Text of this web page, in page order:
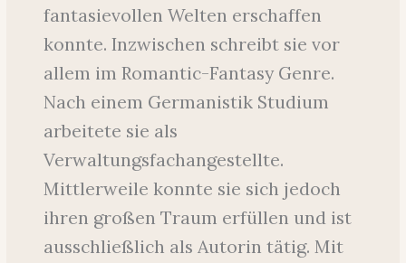
fantasievollen Welten erschaffen
konnte. Inzwischen schreibt sie vor
allem im Romantic-Fantasy Genre.
Nach einem Germanistik Studium
arbeitete sie als
Verwaltungsfachangestellte.
Mittlerweile konnte sie sich jedoch
ihren großen Traum erfüllen und ist
ausschließlich als Autorin tätig. Mit